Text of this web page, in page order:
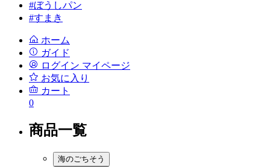
#ぼうしパン
#すまき
ホーム
ガイド
ログイン マイページ
お気に入り
カート
0
商品一覧
海のごちそう